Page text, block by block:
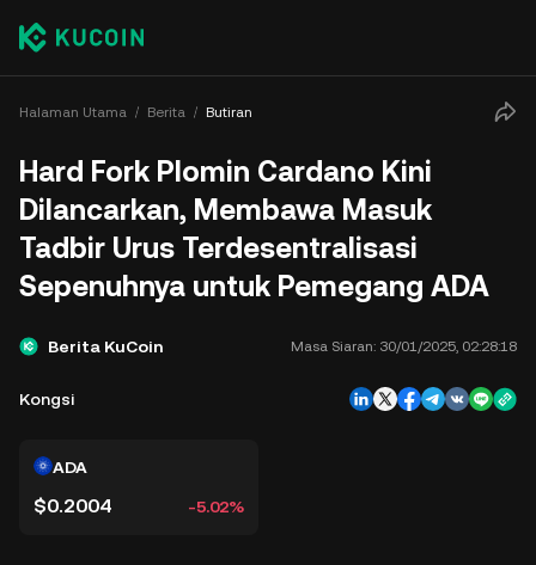
Halaman Utama Berita Butiran
Hard Fork Plomin Cardano Kini
Dilancarkan, Membawa Masuk
Tadbir Urus Terdesentralisasi
Sepenuhnya untuk Pemegang ADA
Berita KuCoin Masa Siaran: 30/01/2025, 02:28:18
Kongsi
ADA
$0.2004 -5.02%